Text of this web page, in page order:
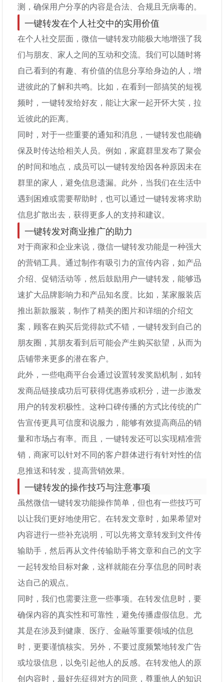
测，确保用户分享的内容是合法、合规且无病毒的。
一键转发在个人社交中的实用价值
在个人社交层面，微信一键转发功能极大地增强了我
们与朋友、家人之间的互动和交流。我们可以随时将
自己看到的有趣、有价值的信息分享给身边的人，增
进彼此的了解和共鸣。比如，在看到一部搞笑的短视
频时，一键转发给好友，能让大家一起开怀大笑，拉
近彼此的距离。
同时，对于一些重要的通知和消息，一键转发也能确
保及时传达给相关人员。例如，家庭群里发布了聚会
的时间和地点，成员可以一键转发给因各种原因未在
群里的家人，避免信息遗漏。此外，当我们在生活中
遇到困难或需要帮助时，也可以通过一键转发将求助
信息扩散出去，获得更多人的支持和建议。
一键转发对商业推广的助力
对于商家和企业来说，微信一键转发功能是一种强大
的营销工具。通过制作有吸引力的宣传内容，如产品
介绍、促销活动等，然后鼓励用户一键转发，能够迅
速扩大品牌影响力和产品知名度。比如，某家服装店
推出新款服装，制作了精美的图片和详细的介绍文
案，顾客在购买后觉得款式不错，一键转发到自己的
朋友圈，其朋友看到后可能会产生购买欲望，从而为
店铺带来更多的潜在客户。
此外，一些电商平台会通过设置转发奖励机制，如转
发商品链接成功后可获得优惠券或积分，进一步激发
用户的转发积极性。这种口碑传播的方式比传统的广
告宣传更具可信度和说服力，能够有效提高商品的销
量和市场占有率。而且，一键转发还可以实现精准营
销，商家可以针对不同的客户群体进行有针对性的信
息推送和转发，提高营销效果。
一键转发的操作技巧与注意事项
虽然微信一键转发功能操作简单，但也有一些技巧可
以让我们更好地使用它。在转发文章时，如果希望对
内容进行一些补充说明，可以先将文章转发到文件传
输助手，然后再从文件传输助手将文章和自己的文字
一起转发给目标对象，这样就能在分享信息的同时表
达自己的观点。
同时，我们也需要注意一些事项。在转发信息时，要
确保内容的真实性和可靠性，避免传播虚假信息。尤
其是在涉及到健康、医疗、金融等重要领域的信息
时，更要谨慎核实。另外，不要过度频繁地转发广告
或垃圾信息，以免引起他人的反感。在转发他人的原
创内容时，最好先征得对方的同意，尊重他人的知识